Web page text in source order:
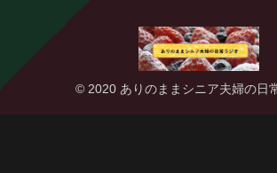
© 2020 ありのままシニア夫婦の日